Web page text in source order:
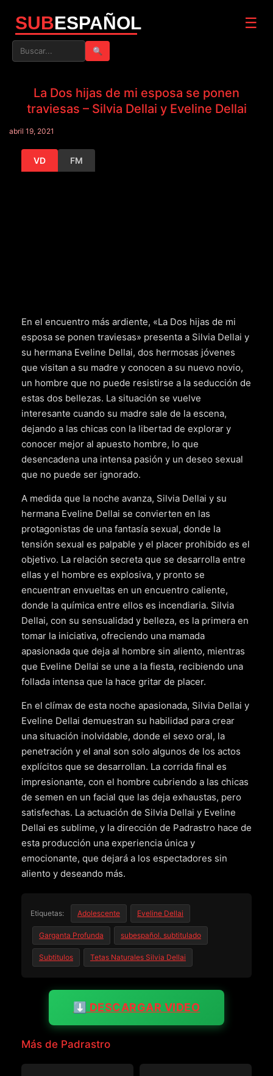
SUBESPAÑOL ☰
🔍
La Dos hijas de mi esposa se ponen
traviesas – Silvia Dellai y Eveline Dellai
abril 19, 2021
VD FM
En el encuentro más ardiente, «La Dos hijas de mi
esposa se ponen traviesas» presenta a Silvia Dellai y
su hermana Eveline Dellai, dos hermosas jóvenes
que visitan a su madre y conocen a su nuevo novio,
un hombre que no puede resistirse a la seducción de
estas dos bellezas. La situación se vuelve
interesante cuando su madre sale de la escena,
dejando a las chicas con la libertad de explorar y
conocer mejor al apuesto hombre, lo que
desencadena una intensa pasión y un deseo sexual
que no puede ser ignorado.
A medida que la noche avanza, Silvia Dellai y su
hermana Eveline Dellai se convierten en las
protagonistas de una fantasía sexual, donde la
tensión sexual es palpable y el placer prohibido es el
objetivo. La relación secreta que se desarrolla entre
ellas y el hombre es explosiva, y pronto se
encuentran envueltas en un encuentro caliente,
donde la química entre ellos es incendiaria. Silvia
Dellai, con su sensualidad y belleza, es la primera en
tomar la iniciativa, ofreciendo una mamada
apasionada que deja al hombre sin aliento, mientras
que Eveline Dellai se une a la fiesta, recibiendo una
follada intensa que la hace gritar de placer.
En el clímax de esta noche apasionada, Silvia Dellai y
Eveline Dellai demuestran su habilidad para crear
una situación inolvidable, donde el sexo oral, la
penetración y el anal son solo algunos de los actos
explícitos que se desarrollan. La corrida final es
impresionante, con el hombre cubriendo a las chicas
de semen en un facial que las deja exhaustas, pero
satisfechas. La actuación de Silvia Dellai y Eveline
Dellai es sublime, y la dirección de Padrastro hace de
esta producción una experiencia única y
emocionante, que dejará a los espectadores sin
aliento y deseando más.
Etiquetas: Adolescente Eveline Dellai
Garganta Profunda subespañol. subtitulado
Subtitulos Tetas Naturales Silvia Dellai
⬇️ DESCARGAR VIDEO
Más de Padrastro